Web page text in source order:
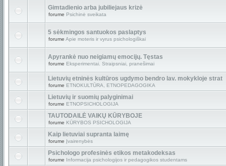
Gimtadienio arba jubiliejaus krizė
forume Psichinė sveikata
5 sėkmingos santuokos paslaptys
forume Apie moteris ir vyrus psichologiškai
Apyrankė nuo neigiamų emocijų. Tęstas
forume Eksperimentai. Straipsniai, pranešimai
Lietuvių etninės kultūros ugdymo bendro lav. mokykloje strat
forume ETNOKULTŪRA, ETNOPEDAGOGIKA
Lietuvių ir suomių palyginimai
forume ETNOPSICHOLOGIJA
TAUTODAILĖ VAIKŲ KŪRYBOJE
forume KŪRYBOS PSICHOLOGIJA
Kaip lietuviai supranta laimę
forume Įvairenybės
Psichologo profesinės etikos metakodeksas
forume Informacija psichologijos ir pedagogikos studentams